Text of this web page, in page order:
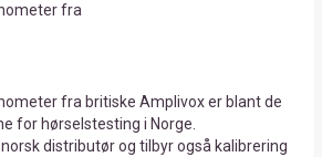
fra
fra britiske Amplivox er blant de
for hørselstesting i Norge.
distributør og tilbyr også kalibrering